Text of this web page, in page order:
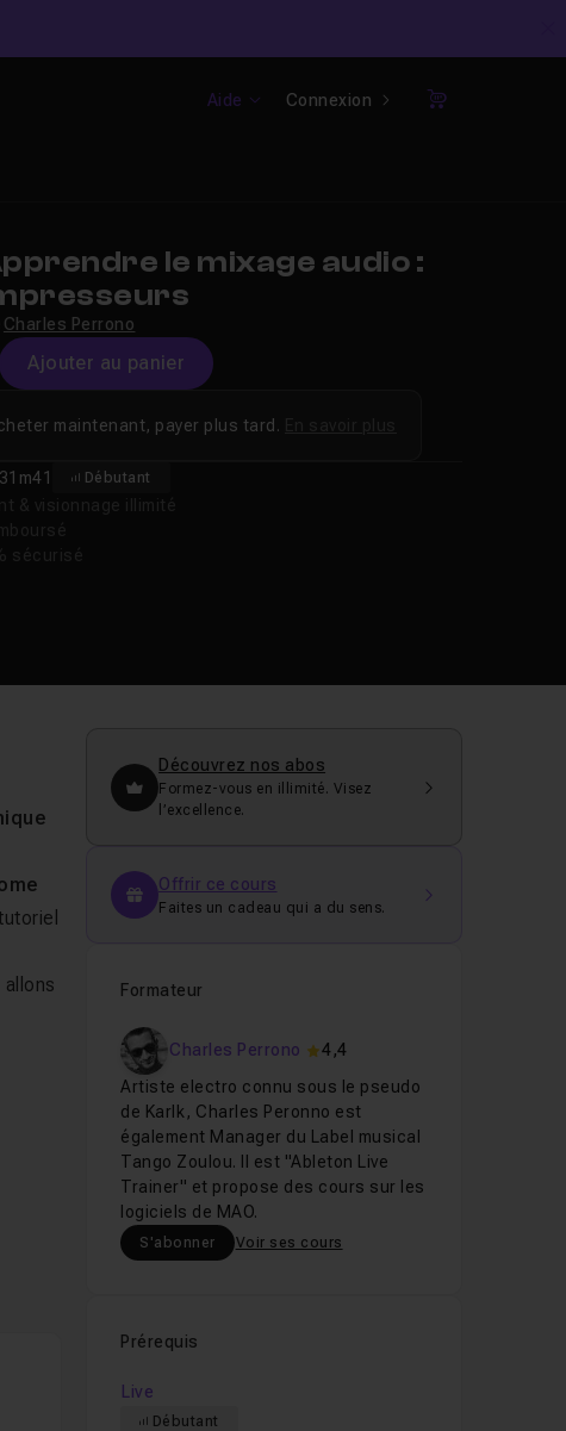
Aide Connexion
Panier
le mixage audio :
Charles Perrono
Ajouter au panier
31m41 Débutant
maintenant, payer plus tard.
Découvrez nos abos
Formez-vous en illimité. Visez
l’excellence.
Offrir ce cours
Faites un cadeau qui a du sens.
Formateur
Charles Perrono
4,4
Artiste electro connu sous le pseudo
de Karlk, Charles Peronno est
également Manager du Label musical
Tango Zoulou. Il est "Ableton Live
Trainer" et propose des cours sur les
logiciels de MAO.
S'abonner Voir ses cours
Prérequis
Live
Débutant